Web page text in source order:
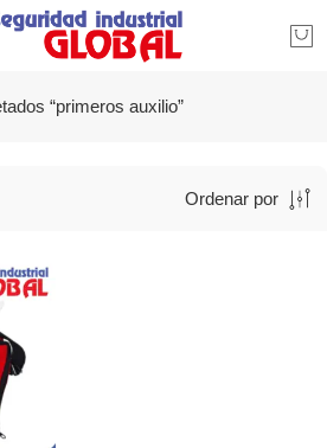
“primeros auxilio”
Ordenar por